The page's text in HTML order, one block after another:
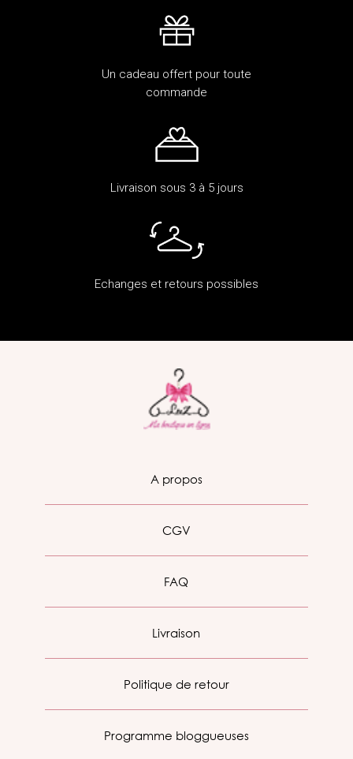
Un cadeau offert pour toute
commande
Livraison sous 3 à 5 jours
Echanges et retours possibles
A propos
CGV
FAQ
Livraison
Politique de retour
Programme bloggueuses